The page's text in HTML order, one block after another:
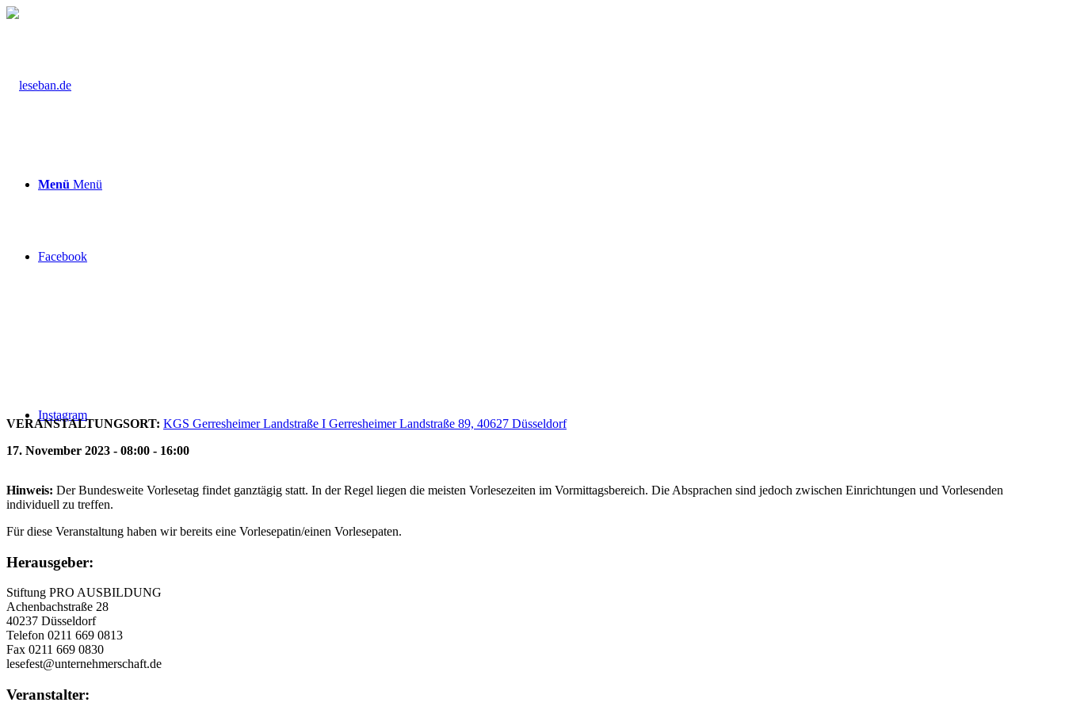
Facebook
Instagram
Menü Menü
VERANSTALTUNGSORT: KGS Gerresheimer Landstraße I Gerresheimer Landstraße 89, 40627 Düsseldorf
17. November 2023 - 08:00 - 16:00
Hinweis: Der Bundesweite Vorlesetag findet ganztägig statt. In der Regel liegen die meisten Vorlesezeiten im Vormittagsbereich. Die Absprachen sind jedoch zwischen Einrichtungen und Vorlesenden
individuell zu treffen.
Für diese Veranstaltung haben wir bereits eine Vorlesepatin/einen Vorlesepaten.
Herausgeber:
Stiftung PRO AUSBILDUNG
Achenbachstraße 28
40237 Düsseldorf
Telefon 0211 669 0813
Fax 0211 669 0830
lesefest@unternehmerschaft.de
Veranstalter: